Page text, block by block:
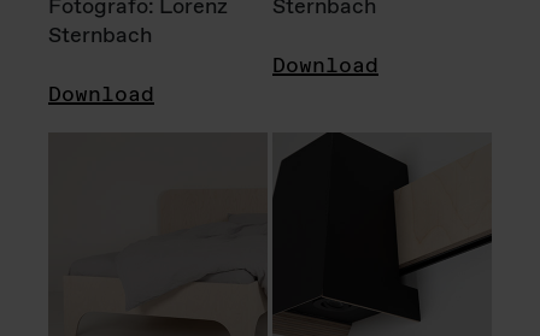
Fotografo: Lorenz
Sternbach
Download
Sternbach
Download